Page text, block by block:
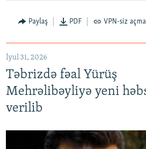
Paylaş PDF VPN-siz
İyul 31, 2026
Təbrizdə fəal Yürüş
Mehrəlibəyliyə yeni həbs
verilib